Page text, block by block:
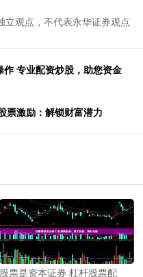
立观点，不代表永华证券观点
专业配资炒股，助您资金
票激励：解锁财富潜力
股票是资本证券 杠杆股票配